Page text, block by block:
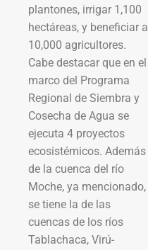
plantones, irrigar 1,100
hectáreas, y beneficiar a
10,000 agricultores.
Cabe destacar que en el
marco del Programa
Regional de Siembra y
Cosecha de Agua se
ejecuta 4 proyectos
ecosistémicos. Además
de la cuenca del río
Moche, ya mencionado,
se tiene la de las
cuencas de los ríos
Tablachaca, Virú-